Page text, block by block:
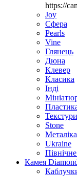
https://
Joy
Сфера
Pearls
Vine
Глянець
Дюна
Клевер
Класика
Інді
Текстури
Stone
Металіка
Ukraine
Камея